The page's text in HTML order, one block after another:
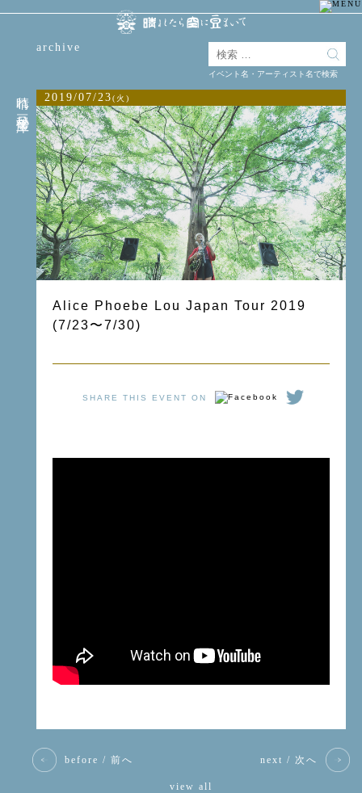
晴れ豆秘宝庫
archive
2019/07/23(火)
Alice Phoebe Lou Japan Tour 2019
(7/23〜7/30)
SHARE THIS EVENT ON
before / 前へ next / 次へ
view all
イベント名・アーティスト名で検索